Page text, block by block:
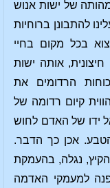
של ישות אנוש
להתבונן ברוחיות
בכל מקום בחיי
אותה ישות
הרדומים את
קיום רדומה של
ידו של האדם לחוש
הטבע. אכן כך הדבר.
נגלה, בהעמקת
למעמקי האדמה